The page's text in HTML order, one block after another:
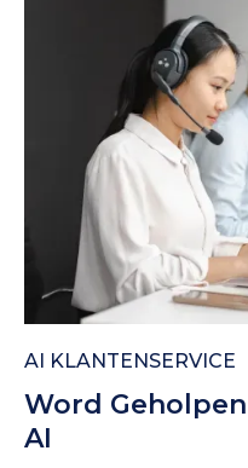
AI KLANTENSERVICE
Word
AI